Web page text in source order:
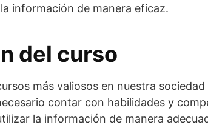
información de manera eficaz.
del curso
más valiosos en nuestra
contar con habilidades y
la información de manera